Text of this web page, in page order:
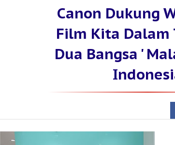
Canon Dukung
Film Kita Dalam
Dua Bangsa '